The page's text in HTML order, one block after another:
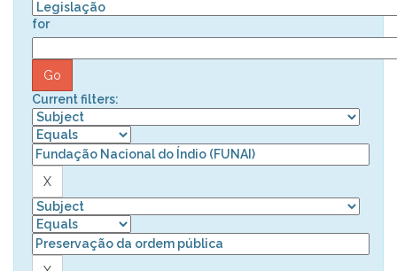
for
Current filters: